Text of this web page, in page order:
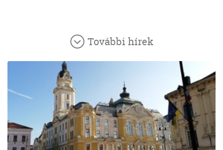
További hírek